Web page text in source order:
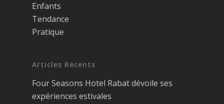
Enfants
Tendance
Pratique
Articles Récents
Four Seasons Hotel Rabat dévoile ses
expériences estivales